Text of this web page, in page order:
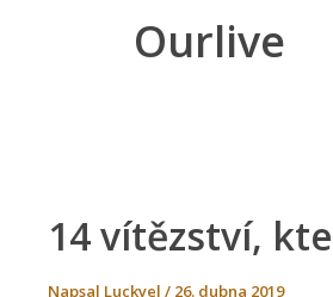
Ourlive
14 vítězství,
Napsal Luckyel / 26. dubna 2019